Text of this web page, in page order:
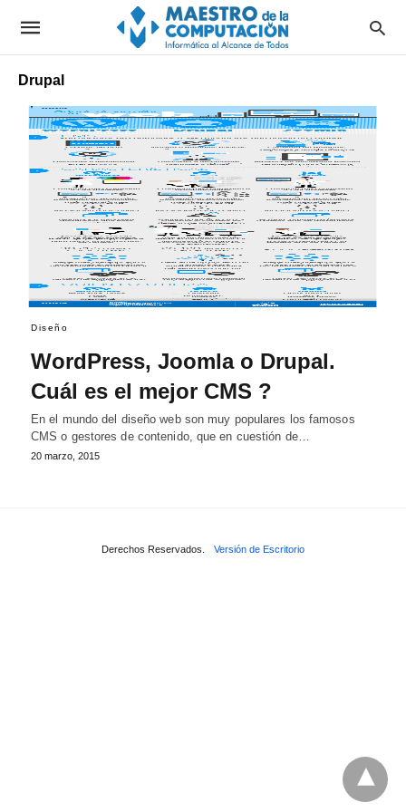
Drupal
Diseño
WordPress, Joomla o Drupal.
Cuál es el mejor CMS ?
En el mundo del diseño web son muy populares los famosos
CMS o gestores de contenido, que en cuestión de…
20 marzo, 2015
Derechos Reservados. Versión de Escritorio